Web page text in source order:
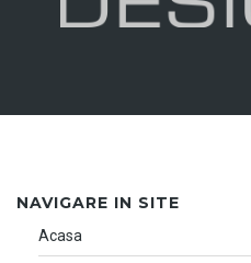
NAVIGARE IN SITE
Acasa